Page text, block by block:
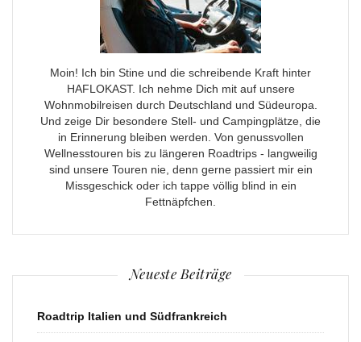
Moin! Ich bin Stine und die schreibende Kraft hinter
HAFLOKAST. Ich nehme Dich mit auf unsere
Wohnmobilreisen durch Deutschland und Südeuropa.
Und zeige Dir besondere Stell- und Campingplätze, die
in Erinnerung bleiben werden. Von genussvollen
Wellnesstouren bis zu längeren Roadtrips - langweilig
sind unsere Touren nie, denn gerne passiert mir ein
Missgeschick oder ich tappe völlig blind in ein
Fettnäpfchen.
Neueste Beiträge
Roadtrip Italien und Südfrankreich